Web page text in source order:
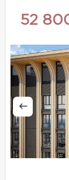
52